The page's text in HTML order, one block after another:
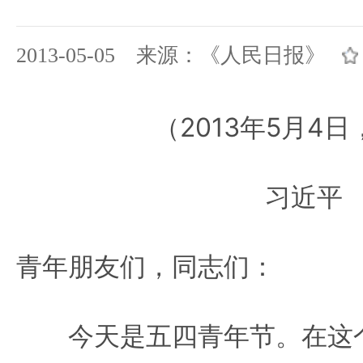
2013-05-05 来源：《人民日报》
（2013年5月4日
习近平
青年朋友们，同志们：
今天是五四青年节。在这